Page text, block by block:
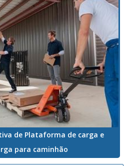
de Plataforma de carga e
para caminhão